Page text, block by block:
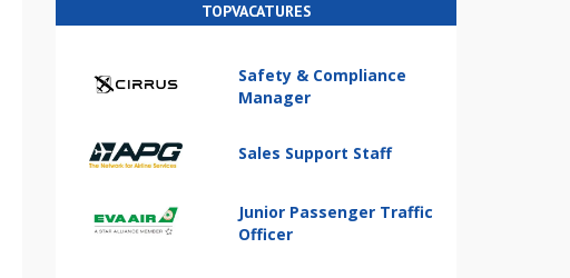
TOPVACATURES
Safety & Compliance
Manager
Sales Support Staff
Junior Passenger Traffic
Officer